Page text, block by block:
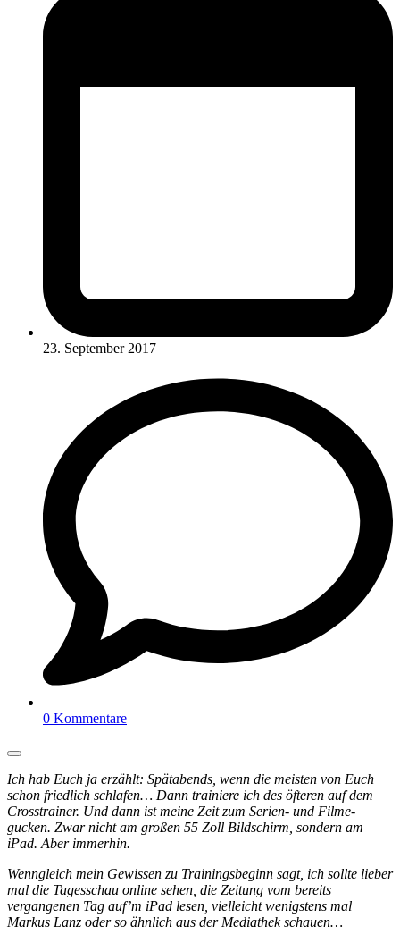
23. September 2017
0 Kommentare
Ich hab Euch ja erzählt: Spätabends, wenn die meisten von Euch
schon friedlich schlafen… Dann trainiere ich des öfteren auf dem
Crosstrainer. Und dann ist meine Zeit zum Serien- und Filme-
gucken. Zwar nicht am großen 55 Zoll Bildschirm, sondern am
iPad. Aber immerhin.
Wenngleich mein Gewissen zu Trainingsbeginn sagt, ich sollte lieber
mal die Tagesschau online sehen, die Zeitung vom bereits
vergangenen Tag auf’m iPad lesen, vielleicht wenigstens mal
Markus Lanz oder so ähnlich aus der Mediathek schauen…